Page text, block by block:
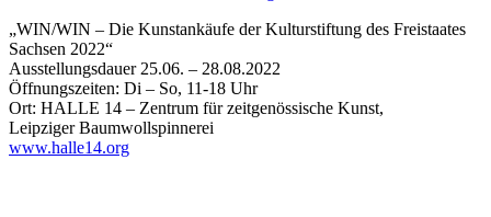
„WIN/WIN – Die Kunstankäufe der Kulturstiftung des Freistaates
Sachsen 2022“
Ausstellungsdauer 25.06. – 28.08.2022
Öffnungszeiten: Di – So, 11-18 Uhr
Ort: HALLE 14 – Zentrum für zeitgenössische Kunst,
Leipziger Baumwollspinnerei
www.halle14.org